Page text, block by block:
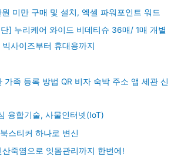
미만 구매 및 설치, 엑셀 파워포인트 워드
] 누리케어 와이드 비데티슈 36매/ 1매 개별
사이즈부터 휴대용까지
가족 등록 방법 QR 비자 숙박 주소 앱 세관 신
융합기술, 사물인터넷(IoT)
스티커 하나로 변신
죽염으로 잇몸관리까지 한번에!